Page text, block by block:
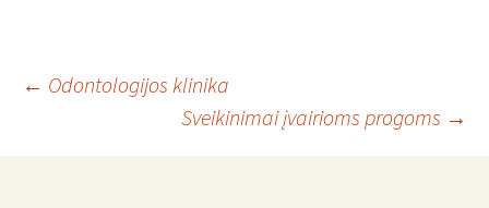
Įrašo
navigacija
← Odontologijos klinika
Sveikinimai įvairioms progoms →